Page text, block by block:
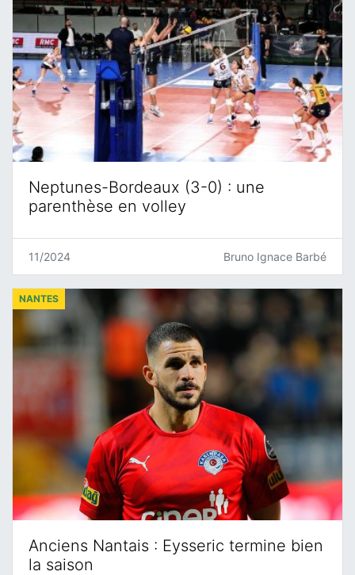
Neptunes-Bordeaux (3-0) : une
parenthèse en volley
11/2024 Bruno Ignace Barbé
Anciens Nantais : Eysseric termine bien
la saison
NANTES